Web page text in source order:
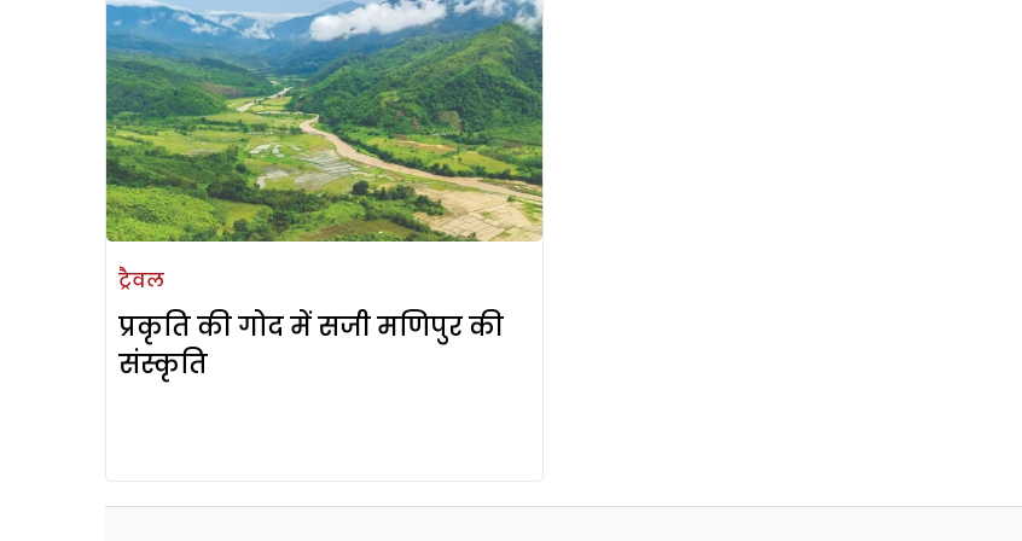
ट्रैवल
प्रकृति की गोद में सजी मणिपुर की
संस्कृति